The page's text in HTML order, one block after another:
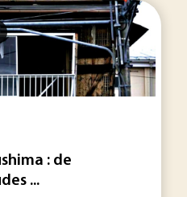
: de
...